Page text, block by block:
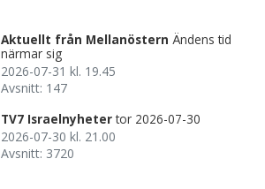
Aktuellt från Mellanöstern Ändens tid
närmar sig
2026-07-31 kl. 19.45
Avsnitt: 147
TV7 Israelnyheter tor 2026-07-30
2026-07-30 kl. 21.00
Avsnitt: 3720